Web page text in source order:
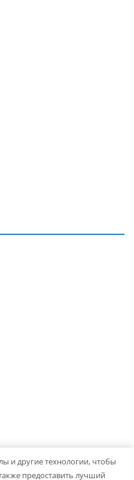
Руки. Powered byColorMag
и другие технологии, чтобы
предоставить лучший